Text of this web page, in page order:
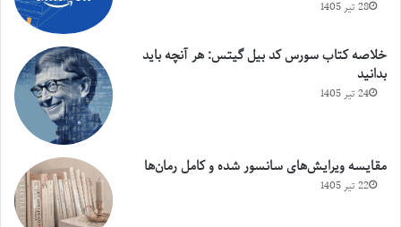
28 تیر 1405
خلاصه کتاب سورس کد بیل گیتس: هر آنچه باید
بدانید
24 تیر 1405
مقایسه ویرایش‌های سانسور شده و کامل رمان‌ها
22 تیر 1405